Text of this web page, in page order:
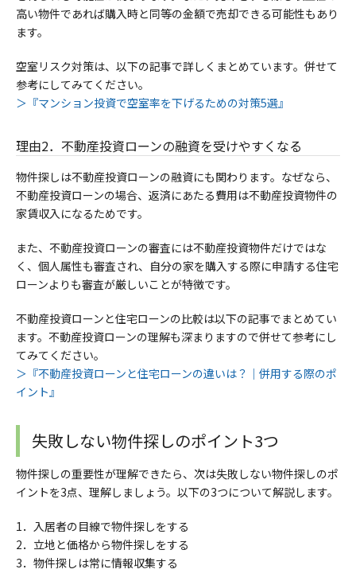
高い物件であれば購入時と同等の金額で売却できる可能性もあり
ます。
空室リスク対策は、以下の記事で詳しくまとめています。併せて
参考にしてみてください。
＞『マンション投資で空室率を下げるための対策5選』
理由2．不動産投資ローンの融資を受けやすくなる
物件探しは不動産投資ローンの融資にも関わります。なぜなら、
不動産投資ローンの場合、返済にあたる費用は不動産投資物件の
家賃収入になるためです。
また、不動産投資ローンの審査には不動産投資物件だけではな
く、個人属性も審査され、自分の家を購入する際に申請する住宅
ローンよりも審査が厳しいことが特徴です。
不動産投資ローンと住宅ローンの比較は以下の記事でまとめてい
ます。不動産投資ローンの理解も深まりますので併せて参考にし
てみてください。
＞『不動産投資ローンと住宅ローンの違いは？｜併用する際のポ
イント』
失敗しない物件探しのポイント3つ
物件探しの重要性が理解できたら、次は失敗しない物件探しのポ
イントを3点、理解しましょう。以下の3つについて解説します。
1．入居者の目線で物件探しをする
2． 立地と価格から物件探しをする
3． 物件探しは常に情報収集する